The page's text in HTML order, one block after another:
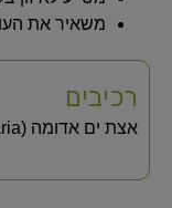
משאיר את
רכיבים
אצת ים אדומה (Gracilaria)